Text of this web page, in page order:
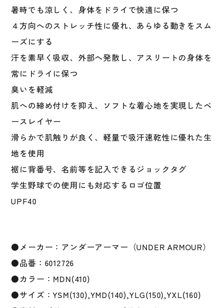
シ
ャ
ツ
Baseball
ア
ン
ダ
ー
シ
ャ
ツ
ベ
ー
ス
レ
イ
ヤ
プ
レ
ッ
シ
ョ
ン
暑時でも涼しく、身体をドライで快適に保つ
４方向へのストレッチ性に優れ、あらゆる動きをスム
ーズにする
汗を素早く吸収、外部へ発散し、アスリートの身体を
常にドライに保つ
臭いを軽減
肌への締め付けを抑え、ソフトな着心地を実現したベ
ースレイヤー
滑らかで肌触りが良く、軽量で吸汗速乾性に優れた生
地を使用
裾に背番号、名前等を記入できるジョックタグ
学生野球での使用にも対応するロゴ位置
UPF40
●メーカー：アンダーアーマー（UNDER ARMOUR）
●品番：6012726
●カラー：MDN(410)
●サイズ：YSM(130),YMD(140),YLG(150),YXL(160)